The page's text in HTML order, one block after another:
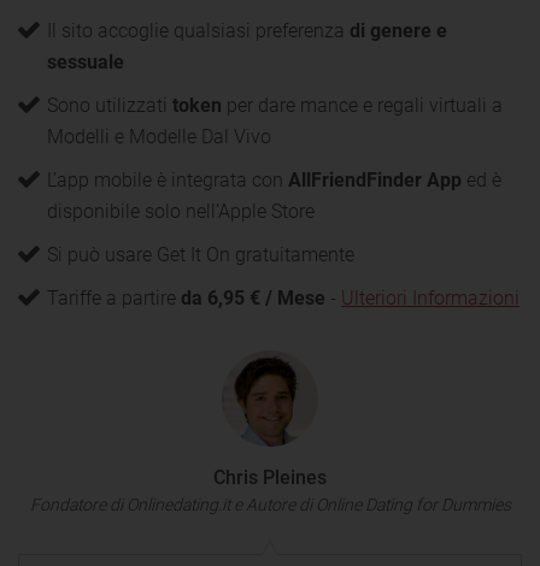
Il sito accoglie qualsiasi preferenza di genere e
sessuale
Sono utilizzati token per dare mance e regali virtuali a
Modelli e Modelle Dal Vivo
L’app mobile è integrata con AllFriendFinder App ed è
disponibile solo nell’Apple Store
Si può usare Get It On gratuitamente
Tariffe a partire da 6,95 € / Mese - Ulteriori Informazioni
Chris Pleines
Fondatore di Onlinedating.it e Autore di Online Dating for Dummies